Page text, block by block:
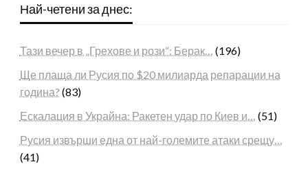
Най-четени за днес:
Тази вечер в „Грехове и рози“: Берак… (196)
Ще плаща ли Русия по $20 милиарда репарации на
година? (83)
Ескалация в Украйна: Ракетен удар по Киев и… (51)
Русия извърши една от най-големите атаки срещу…
(41)